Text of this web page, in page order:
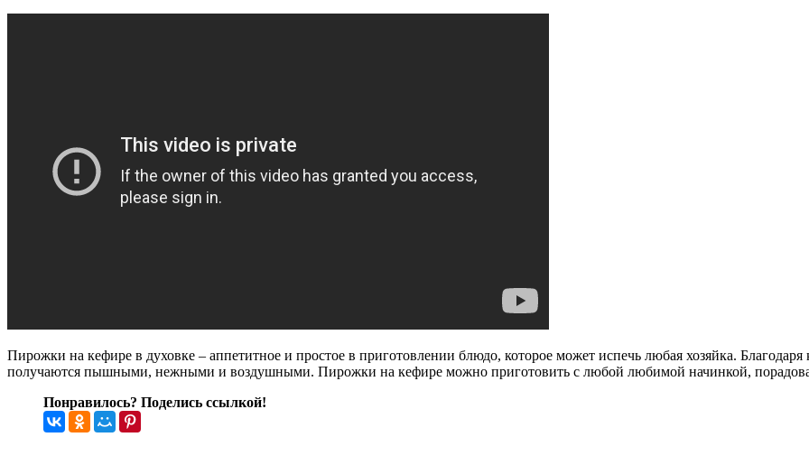
Пирожки на кефире в духовке – аппетитное и простое в приготовлении блюдо, которое может испечь любая хозяйка.
получаются пышными, нежными и воздушными. Пирожки на кефире можно приготовить с любой любимой начинкой,
Понравилось? Поделись ссылкой!